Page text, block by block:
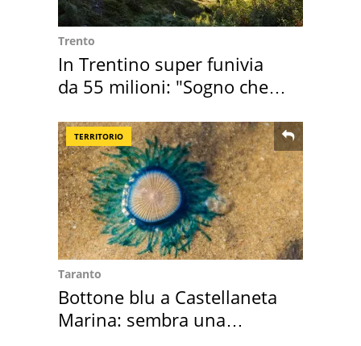
Trento
In Trentino super funivia
da 55 milioni: "Sogno che si
TERRITORIO
Taranto
Bottone blu a Castellaneta
Marina: sembra una